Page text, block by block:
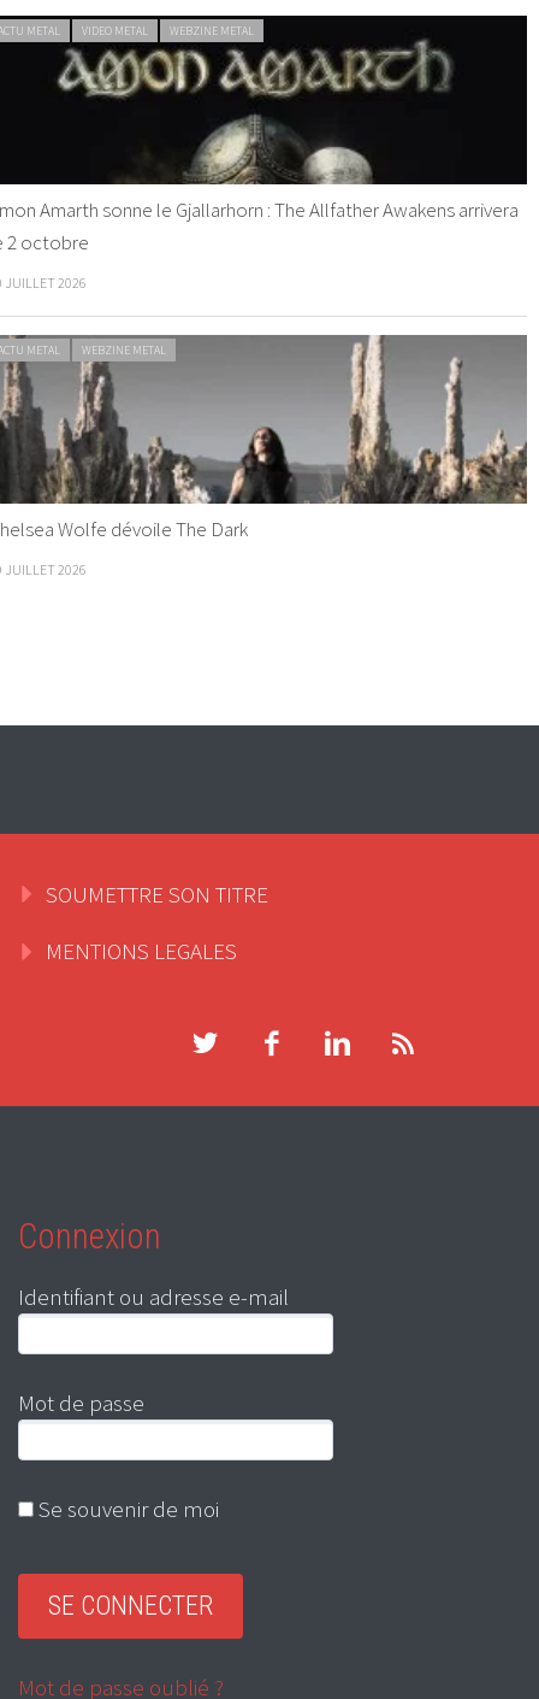
METAL VIDEO METAL WEBZINE METAL
Amarth sonne le Gjallarhorn : The Allfather Awakens arrivera
2 octobre
JUILLET 2026
METAL WEBZINE METAL
Wolfe dévoile The Dark
JUILLET 2026
SOUMETTRE SON TITRE
MENTIONS LEGALES
Connexion
Identifiant ou adresse e-mail
Mot de passe
Se souvenir de moi
Mot de passe oublié ?